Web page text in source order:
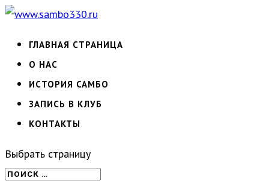
ГЛАВНАЯ СТРАНИЦА
О НАС
ИСТОРИЯ САМБО
ЗАПИСЬ В КЛУБ
КОНТАКТЫ
Выбрать страницу